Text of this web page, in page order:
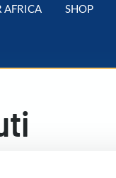
AFRICA SHOP